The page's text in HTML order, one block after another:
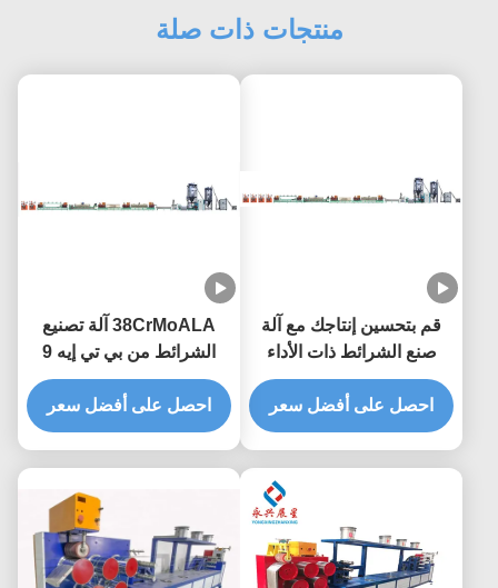
منتجات ذات صلة
قم بتحسين إنتاجك مع آلة
صنع الشرائط ذات الأداء
العالي
احصل على أفضل سعر
38CrMoALA آلة تصنيع
الشرائط من بي تي إيه 9
ملم آلة تصنيع الشرائط
احصل على أفضل سعر